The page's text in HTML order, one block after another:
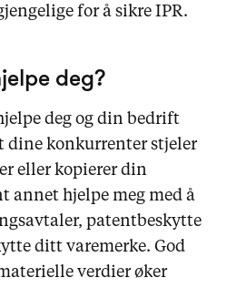
for å sikre IPR.
deg?
deg og din bedrift
dine konkurrenter stjeler
eller kopierer din
annet hjelpe meg med å
patentbeskytte
ditt varemerke. God
verdier øker